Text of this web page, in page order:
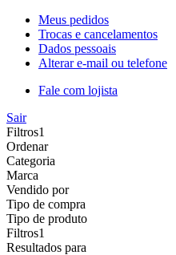
Meus pedidos
Trocas e cancelamentos
Dados pessoais
Alterar e-mail ou telefone
Fale com lojista
Sair
Filtros1
Ordenar
Categoria
Marca
Vendido por
Tipo de compra
Tipo de produto
Filtros1
Resultados para